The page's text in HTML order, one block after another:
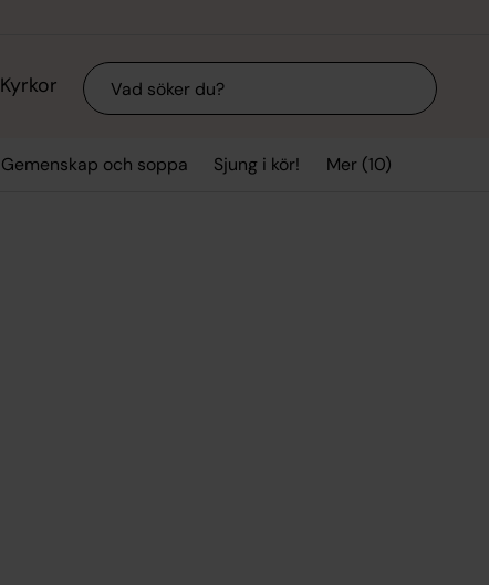
Kyrkor Sök
Gemenskap och soppa Sjung i kör! Mer (10)